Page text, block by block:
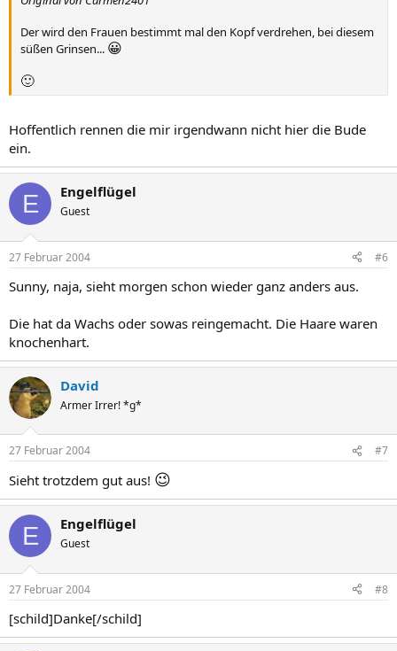
Der wird den Frauen bestimmt mal den Kopf verdrehen, bei diesem
süßen Grinsen... 😀
🙂
Hoffentlich rennen die mir irgendwann nicht hier die Bude
ein.
E Engelflügel
Guest
27 Februar 2004 #6
Sunny, naja, sieht morgen schon wieder ganz anders aus.
Die hat da Wachs oder sowas reingemacht. Die Haare waren
knochenhart.
David
Armer Irrer! *g*
27 Februar 2004 #7
Sieht trotzdem gut aus! 😉
E Engelflügel
Guest
27 Februar 2004 #8
[schild]Danke[/schild]